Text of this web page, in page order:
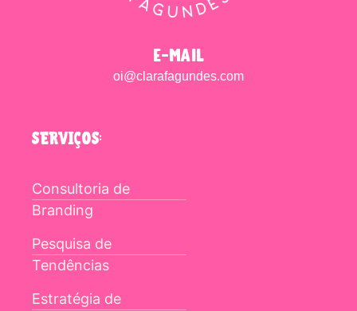
e-mail
oi@clarafagundes.com
SERVIÇOS:
Consultoria de
Branding
Pesquisa de
Tendências
Estratégia de